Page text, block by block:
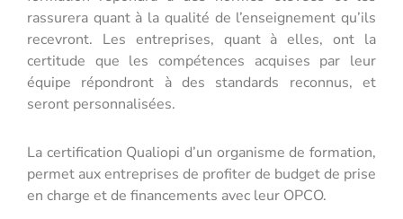
rassurera quant à la qualité de l’enseignement qu’ils
recevront. Les entreprises, quant à elles, ont la
certitude que les compétences acquises par leur
équipe répondront à des standards reconnus, et
seront personnalisées.
La certification Qualiopi d’un organisme de formation,
permet aux entreprises de profiter de budget de prise
en charge et de financements avec leur OPCO.